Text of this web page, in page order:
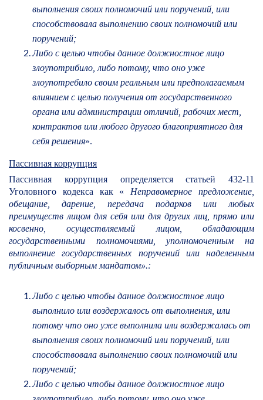
выполнения своих полномочий или поручений, или
способствовала выполнению своих полномочий или
поручений;
Либо с целью чтобы данное должностное лицо
злоупотрибило, либо потому, что оно уже
злоупотребило своим реальным или предполагаемым
влиянием с целью получения от государственного
органа или администрации отличий, рабочих мест,
контрактов или любого другого благоприятного для
себя решения».
Пассивная коррупция
Пассивная коррупция определяется статьей 432-11
Уголовного кодекса как « Неправомерное предложение,
обещание, дарение, передача подарков или любых
преимуществ лицом для себя или для других лиц, прямо или
косвенно, осуществляемый лицом, обладающим
государственными полномочиями, уполномоченным на
выполнение государственных поручений или наделенным
публичным выборным мандатом».:
Либо с целью чтобы данное должностное лицо
выполнило или воздержалось от выполнения, или
потому что оно уже выполнила или воздержалась от
выполнения своих полномочий или поручений, или
способствовала выполнению своих полномочий или
поручений;
Либо с целью чтобы данное должностное лицо